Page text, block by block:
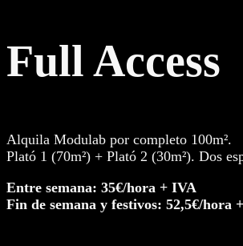
Full Access
Alquila Modulab por completo 100m².
Plató 1 (70m²) + Plató 2 (30m²). Dos
Entre semana: 35€/hora + IVA
Fin de semana y festivos: 52,5€/hora